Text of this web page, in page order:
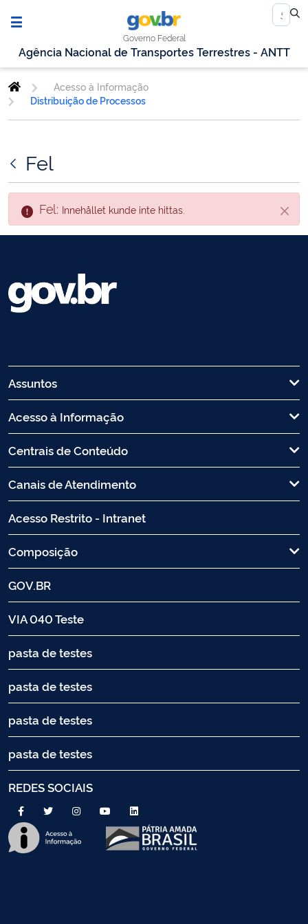
Governo Federal
Agência Nacional de Transportes Terrestres - ANTT
Acesso à Informação
Distribuição de Processos
Fel
Stäng
Fel: Innehållet kunde inte hittas.
Assuntos
Acesso à Informação
Centrais de Conteúdo
Canais de Atendimento
Acesso Restrito - Intranet
Composição
GOV.BR
VIA 040 Teste
pasta de testes
pasta de testes
pasta de testes
pasta de testes
REDES SOCIAIS